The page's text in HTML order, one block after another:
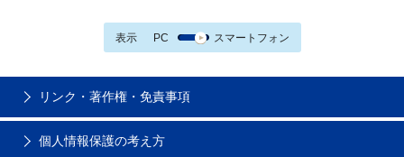
表示 PC スマートフォン
リンク・著作権・免責事項
個人情報保護の考え方